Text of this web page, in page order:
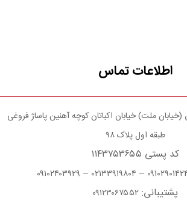
اطلاعات تماس
ملت) خیابان اکباتان کوچه آهنین پاساژ فروغی
طبقه اول پلاک ۹۸
کد پستی ۱۱۴۳۷۵۳۶۵۵
– ۰۲۱۳۳۹۱۹۸۰۴ – ۰۹۱۰۲۴۰۳۹۲۹
پشتیبانی: ۰۹۱۲۳۰۶۷۵۵۲